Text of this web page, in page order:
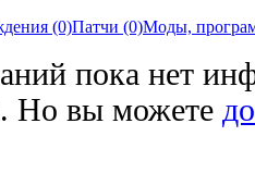
(0)Патчи (0)Моды,
пока нет
. Но вы можете